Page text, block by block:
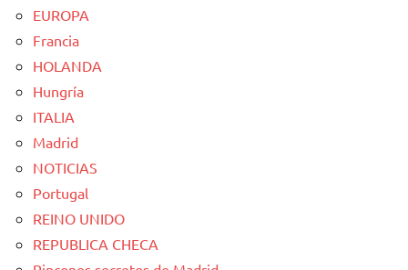
EUROPA
Francia
HOLANDA
Hungría
ITALIA
Madrid
NOTICIAS
Portugal
REINO UNIDO
REPUBLICA CHECA